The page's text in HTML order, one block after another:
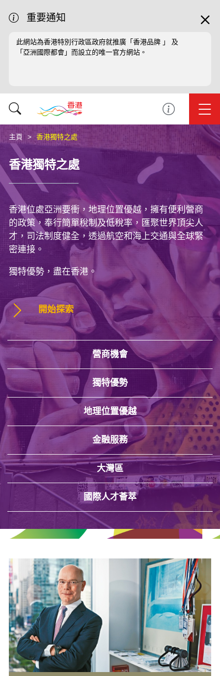
重要通知
此網站為香港特別行政區政府就推廣「香港品牌 」 及
「亞洲國際都會」而設立的唯一官方網站。
主頁 香港獨特之處
香港獨特之處
香港位處亞洲要衝，地理位置優越，擁有便利營商
的政策，奉行簡單稅制及低稅率，匯聚世界頂尖人
才，司法制度健全，透過航空和海上交通與全球緊
密連接。
獨特優勢，盡在香港。
開始探索
營商機會
獨特優勢
地理位置優越
金融服務
大灣區
國際人才薈萃